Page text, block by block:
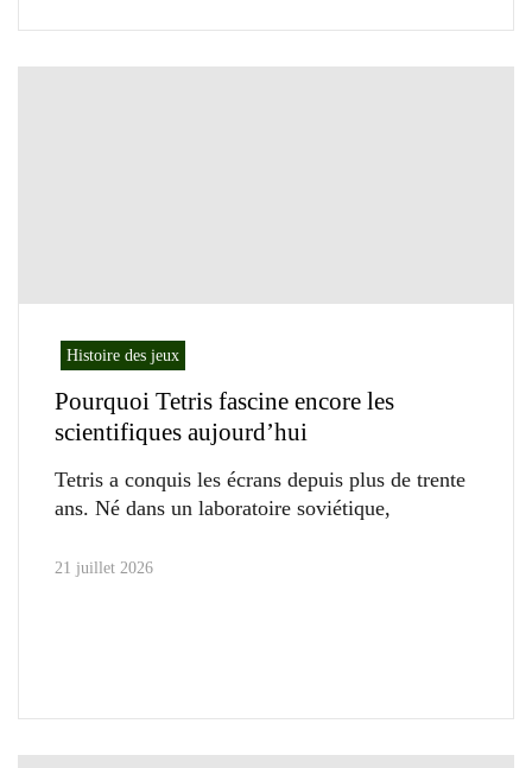
Histoire des jeux
Pourquoi Tetris fascine encore les
scientifiques aujourd’hui
Tetris a conquis les écrans depuis plus de trente
ans. Né dans un laboratoire soviétique,
21 juillet 2026